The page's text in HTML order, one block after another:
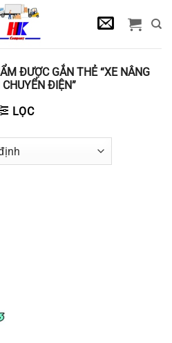
ĐƯỢC GẮN THẺ “XE NÂNG
ĐIỆN”
LỌC